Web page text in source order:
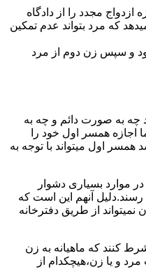
ازدواج مجدد را از دادگاه
که مرد بتواند عدم تمکین
و سپس زن دوم از مرد
چه به صورت دائم و چه به
اجازه همسر اول خود را
همسر اول میتواند با توجه به
در موارد بسیاری دشوار
رسند.دلیل آنهم این است که
نمیتواند از طریق دفترخانه
کنند که ماهیانه به زن
و یا زن،هیچکدام از